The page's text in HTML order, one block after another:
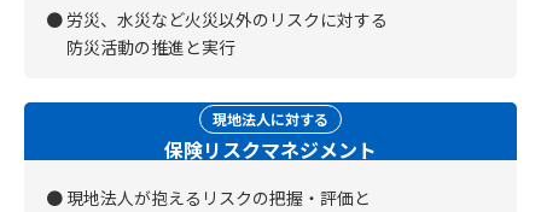
労災、水災など火災以外のリスクに対する
防災活動の推進と実行
現地法人に対する
保険リスクマネジメント
現地法人が抱えるリスクの把握・評価と